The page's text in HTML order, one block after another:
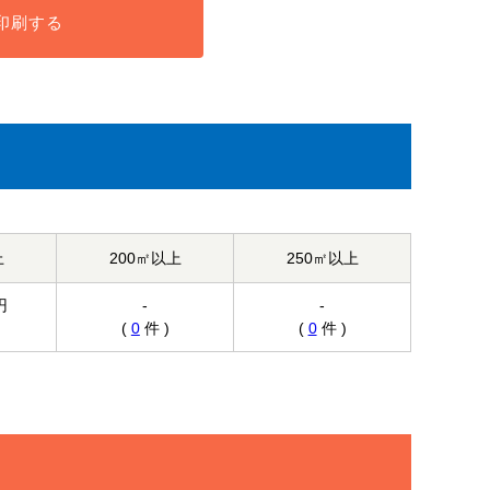
刷する
200㎡以上
-
( 0件 )
250㎡以上
-
( 0件 )